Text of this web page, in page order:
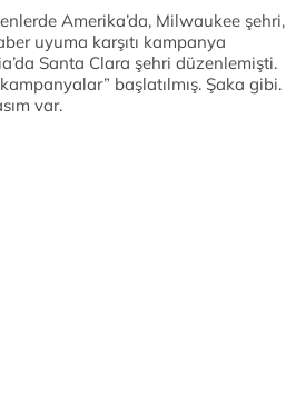
Amerika’da, Milwaukee şehri,
uyuma karşıtı kampanya
Santa Clara şehri düzenlemişti.
başlatılmış. Şaka gibi.
var.